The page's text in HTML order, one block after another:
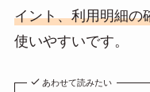
イント、利用明細の
使いやすいです。
あわせて読みたい